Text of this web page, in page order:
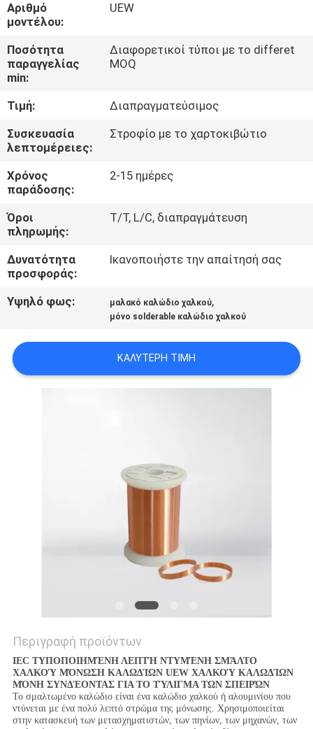
ΠΟΙΟΤΙΚΌΣ
ΈΛΕΓΧΟΣ
ΜΑΣ
ΕΛΆΤΕ
ΣΕ
ΕΠΑΦΉ
ΜΕ
ΕΙΔΉΣΕΙΣ
ΖΗΤΉΣΤΕ
ΈΝΑ
ΑΠΌΣΠΑΣΜΑ
SITEMAP
Αριθμό
μοντέλου:
UEW
Ποσότητα
παραγγελίας
min:
Διαφορετικοί τύποι με το differet
MOQ
Τιμή:
Διαπραγματεύσιμος
Συσκευασία
λεπτομέρειες:
Στροφίο με το χαρτοκιβώτιο
Χρόνος
παράδοσης:
2-15 ημέρες
Όροι
πληρωμής:
T/T, L/C, διαπραγμάτευση
Δυνατότητα
προσφοράς:
Ικανοποιήστε την απαίτησή σας
Υψηλό φως: μαλακό καλώδιο χαλκού,
μόνο solderable καλώδιο χαλκού
ΚΑΛΎΤΕΡΗ ΤΙΜΉ
Περιγραφή προϊόντων
IEC ΤΥΠΟΠΟΙΗΜΈΝΗ ΛΕΠΤΉ ΝΤΥΜΈΝΗ ΣΜΆΛΤΟ
ΧΑΛΚΟΎ ΜΌΝΩΣΗ ΚΑΛΩΔΊΩΝ UEW ΧΑΛΚΟΎ ΚΑΛΩΔΊΩΝ
ΜΌΝΗ ΣΥΝΔΈΟΝΤΑΣ ΓΙΑ ΤΟ ΤΎΛΙΓΜΑ ΤΩΝ ΣΠΕΙΡΏΝ
Το σμαλτωμένο καλώδιο είναι ένα καλώδιο χαλκού ή αλουμινίου που
ντύνεται με ένα πολύ λεπτό στρώμα της μόνωσης. Χρησιμοποιείται
στην κατασκευή των μετασχηματιστών, των πηνίων, των μηχανών, των